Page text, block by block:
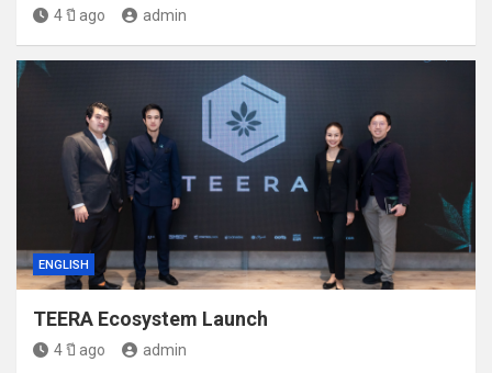
4 ปี ago admin
ENGLISH
TEERA Ecosystem Launch
4 ปี ago admin